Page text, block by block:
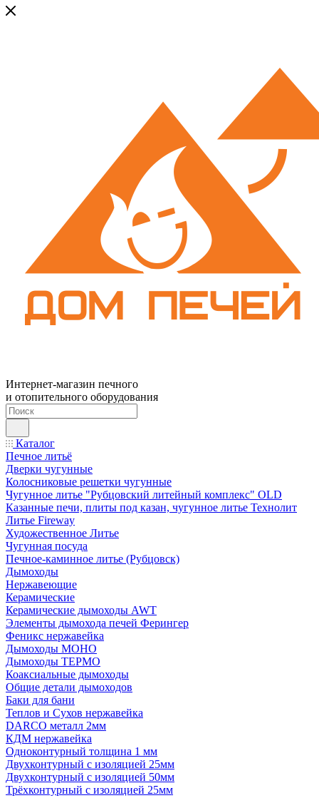
Интернет-магазин печного
и отопительного оборудования
Каталог
Печное литьё
Дверки чугунные
Колосниковые решетки чугунные
Чугунное литье "Рубцовский литейный комплекс" OLD
Казанные печи, плиты под казан, чугунное литье Технолит
Литье Fireway
Художественное Литье
Чугунная посуда
Печное-каминное литье (Рубцовск)
Дымоходы
Нержавеющие
Керамические
Керамические дымоходы AWT
Элементы дымохода печей Ферингер
Феникс нержавейка
Дымоходы МОНО
Дымоходы ТЕРМО
Коаксиальные дымоходы
Общие детали дымоходов
Баки для бани
Теплов и Сухов нержавейка
DARCO металл 2мм
КДМ нержавейка
Одноконтурный толщина 1 мм
Двухконтурный с изоляцией 25мм
Двухконтурный с изоляцией 50мм
Трёхконтурный с изоляцией 25мм